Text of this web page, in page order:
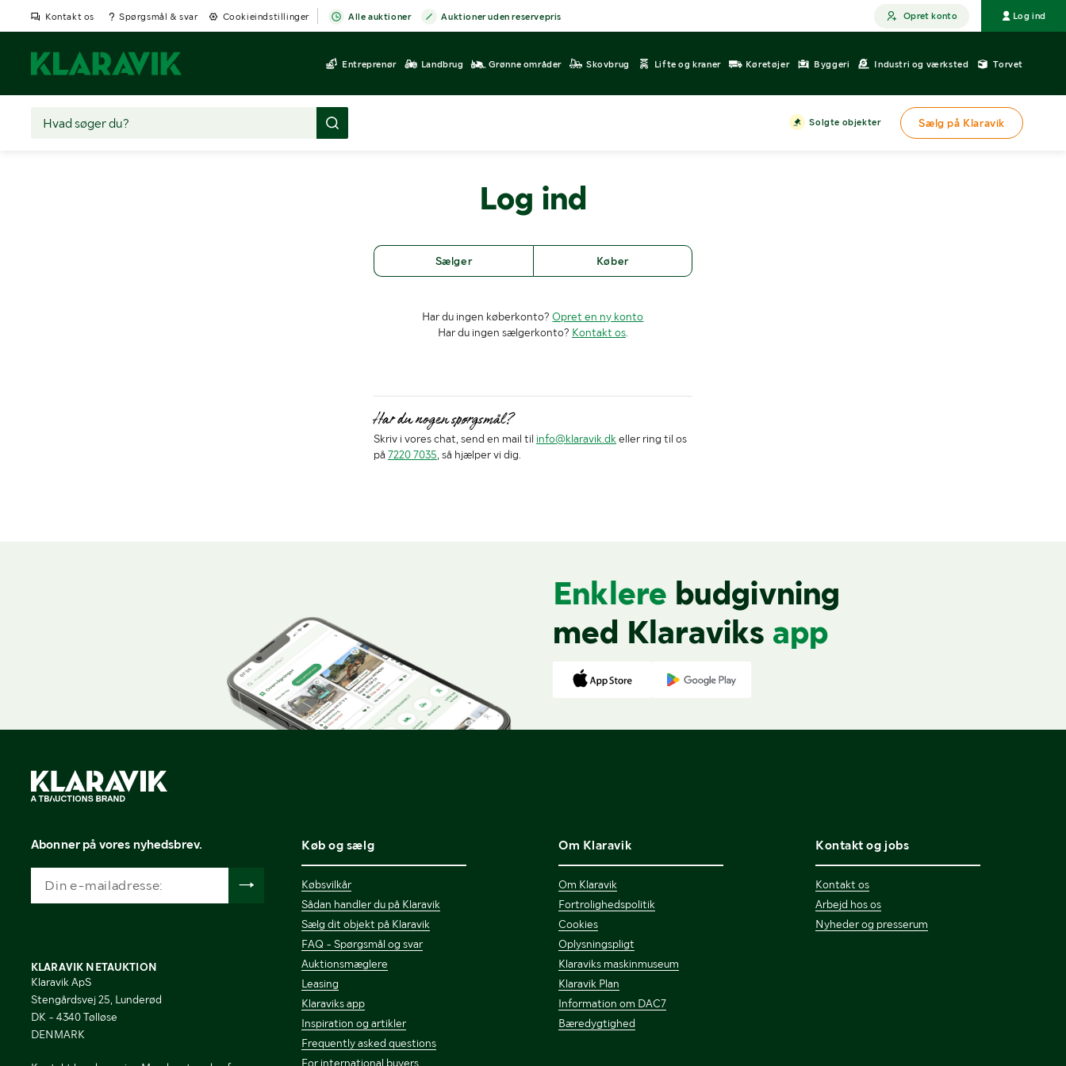
Kontakt os Spørgsmål & svar Cookieindstillinger Alle auktioner Auktioner uden reservepris Opret konto Log ind
Entreprenør Landbrug Grønne områder Skovbrug Lifte og kraner Køretøjer Byggeri Industri og værksted Torvet
Solgte objekter Sælg på Klaravik
Log ind
Sælger Køber
Har du ingen køberkonto?Opret en ny konto
Har du ingen sælgerkonto? Kontakt os.
Har du nogen spørgsmål?
Skriv i vores chat, send en mail til info@klaravik.dk eller ring til os
på 7220 7035 , så hjælper vi dig.
Enklere budgivning
med Klaraviks app
Abonner på vores nyhedsbrev.
KLARAVIK NETAUKTION
Klaravik ApS
Stengårdsvej 25, Lunderød
DK - 4340 Tølløse
DENMARK
Køb og sælg
Købsvilkår
Sådan handler du på Klaravik
Sælg dit objekt på Klaravik
FAQ - Spørgsmål og svar
Auktionsmæglere
Leasing
Klaraviks app
Inspiration og artikler
Frequently asked questions
For international buyers
Om Klaravik
Om Klaravik
Fortrolighedspolitik
Cookies
Oplysningspligt
Klaraviks maskinmuseum
Klaravik Plan
Information om DAC7
Bæredygtighed
Kontakt og jobs
Kontakt os
Arbejd hos os
Nyheder og presserum